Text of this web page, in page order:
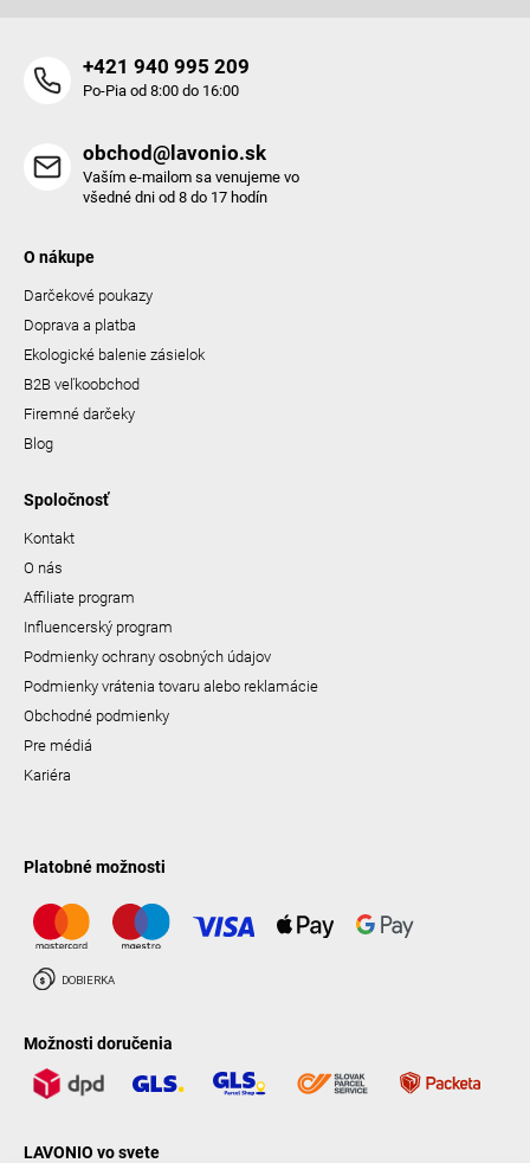
+421 940 995 209
Po-Pia od 8:00 do 16:00
obchod@lavonio.sk
Vaším e-mailom sa venujeme vo
všedné dni od 8 do 17 hodín
O nákupe
Darčekové poukazy
Doprava a platba
Ekologické balenie zásielok
B2B veľkoobchod
Firemné darčeky
Blog
Spoločnosť
Kontakt
O nás
Affiliate program
Influencerský program
Podmienky ochrany osobných údajov
Podmienky vrátenia tovaru alebo reklamácie
Obchodné podmienky
Pre médiá
Kariéra
Platobné možnosti
Možnosti doručenia
LAVONIO vo svete